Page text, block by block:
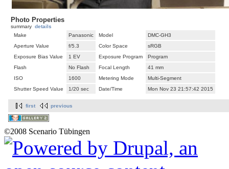
Photo Properties
summary details
Make
Panasonic Model
DMC-GH3
Aperture Value
f/5.3 Color Space
sRGB
Exposure Bias Value
1 EV Exposure Program
Program
Flash
No Flash Focal Length
41 mm
ISO
1600 Metering Mode
Multi-Segment
Shutter Speed Value
1/20 sec Date/Time Mon Nov 23 21:57:42 2015
first previous
©2008 Scenario Tübingen